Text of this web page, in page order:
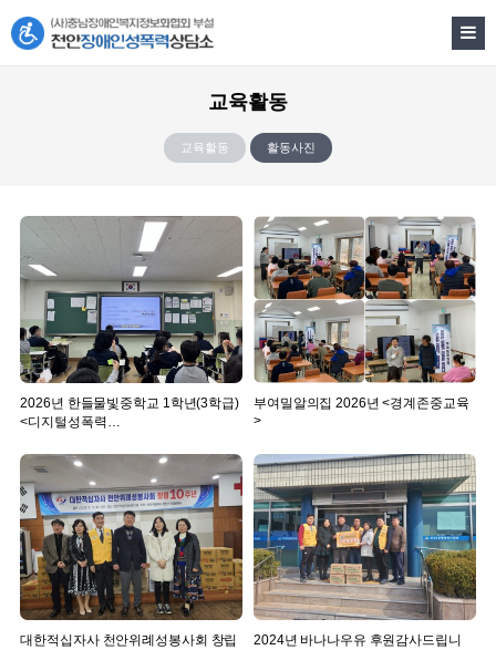
교육활동
교육활동 활동사진
2026년 한들물빛중학교 1학년(3학급)
<디지털성폭력…
부여밀알의집 2026년 <경계존중교육
>
대한적십자사 천안위례성봉사회 창립
2024년 바나나우유 후원감사드립니